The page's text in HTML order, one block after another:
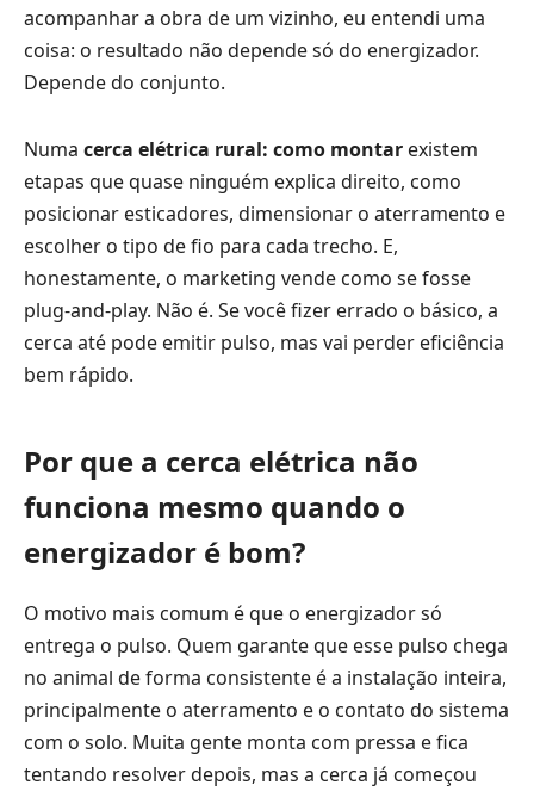
acompanhar a obra de um vizinho, eu entendi uma
coisa: o resultado não depende só do energizador.
Depende do conjunto.
Numa cerca elétrica rural: como montar existem
etapas que quase ninguém explica direito, como
posicionar esticadores, dimensionar o aterramento e
escolher o tipo de fio para cada trecho. E,
honestamente, o marketing vende como se fosse
plug-and-play. Não é. Se você fizer errado o básico, a
cerca até pode emitir pulso, mas vai perder eficiência
bem rápido.
Por que a cerca elétrica não
funciona mesmo quando o
energizador é bom?
O motivo mais comum é que o energizador só
entrega o pulso. Quem garante que esse pulso chega
no animal de forma consistente é a instalação inteira,
principalmente o aterramento e o contato do sistema
com o solo. Muita gente monta com pressa e fica
tentando resolver depois, mas a cerca já começou